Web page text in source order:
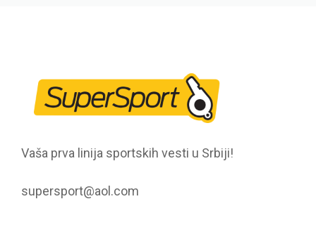
Vaša prva linija sportskih vesti u Srbiji!
supersport@aol.com